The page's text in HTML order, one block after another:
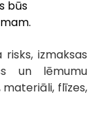
būs
izmaksas
un lēmumu
flīzes,